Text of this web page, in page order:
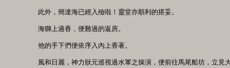
此外，簡達海已經入殮啦！靈堂亦順利的搭妥。
海獅上過香，便難過的返房。
他的手下們便依序入內上香著。
風和日麗，神力狀元巡視過水軍之操演，便前往馬尾船坊，立見